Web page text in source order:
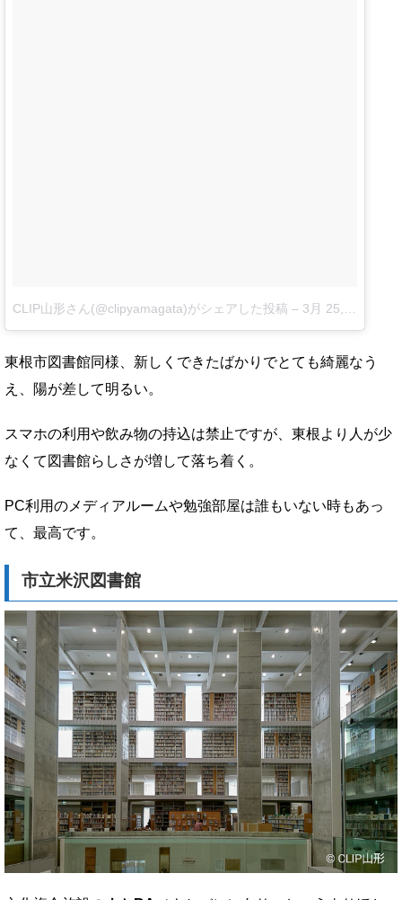
CLIP山形さん(@clipyamagata)がシェアした投稿 – 3月 25, 2017 at 2:04午前 PDT
東根市図書館同様、新しくできたばかりでとても綺麗なう
え、陽が差して明るい。
スマホの利用や飲み物の持込は禁止ですが、東根より人が少
なくて図書館らしさが増して落ち着く。
PC利用のメディアルームや勉強部屋は誰もいない時もあっ
て、最高です。
市立米沢図書館